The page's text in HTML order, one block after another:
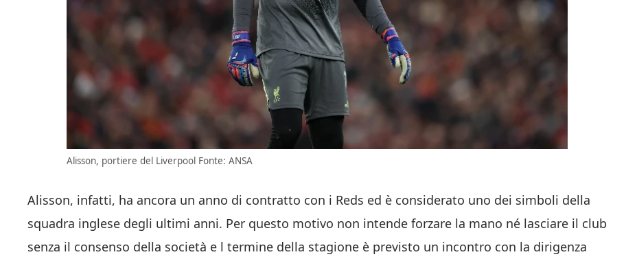
Alisson, portiere del Liverpool Fonte: ANSA
Alisson, infatti, ha ancora un anno di contratto con i Reds ed è considerato uno dei simboli della
squadra inglese degli ultimi anni. Per questo motivo non intende forzare la mano né lasciare il club
senza il consenso della società e l termine della stagione è previsto un incontro con la dirigenza